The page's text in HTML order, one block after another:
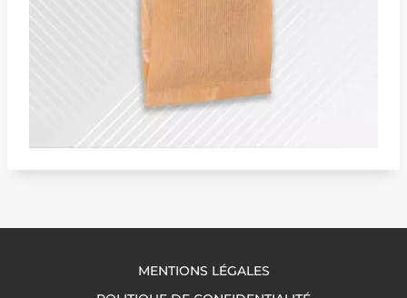
MENTIONS LÉGALES